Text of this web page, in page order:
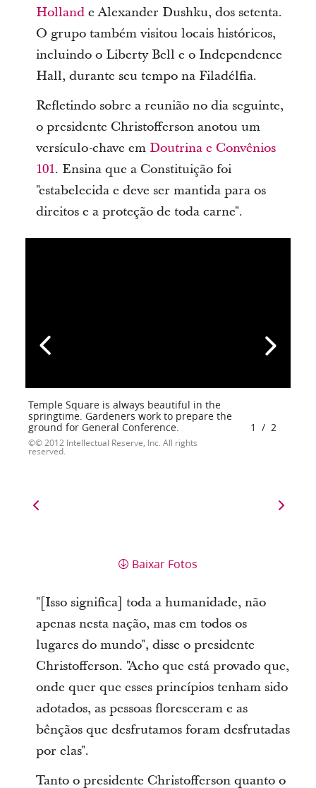
Hollande Alexander Dushku, dos setenta.
O grupo também visitou locais históricos,
incluindo o Liberty Bell e o Independence
Hall, durante seu tempo na Filadélfia.
Refletindo sobre a reunião no dia seguinte,
o presidente Christofferson anotou um
versículo-chave em Doutrina e Convênios
101. Ensina que a Constituição foi
"estabelecida e deve ser mantida para os
direitos e a proteção de toda carne".
Temple Square is always beautiful in the
springtime. Gardeners work to prepare the
ground for General Conference.
© 2012 Intellectual Reserve, Inc. All rights
reserved.
1 / 2
Baixar Fotos
"[Isso significa] toda a humanidade, não
apenas nesta nação, mas em todos os
lugares do mundo", disse o presidente
Christofferson. "Acho que está provado que,
onde quer que esses princípios tenham sido
adotados, as pessoas floresceram e as
bênçãos que desfrutamos foram desfrutadas
por elas".
Tanto o presidente Christofferson quanto o